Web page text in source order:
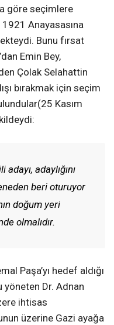
göre seçimlere
Anayasasına
Bunu fırsat
Emin Bey,
Çolak Selahattin
bırakmak için seçim
Kasım
adaylığını
beri oturuyor
doğum yeri
olmalıdır.
Paşa’yı hedef aldığı
yöneten Dr. Adnan
ihtisas
üzerine Gazi ayağa